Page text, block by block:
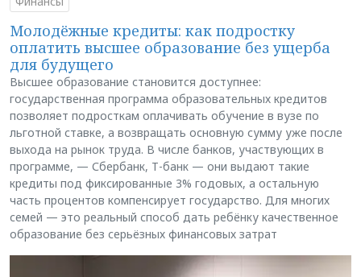
Молодёжные кредиты: как подростку
оплатить высшее образование без ущерба
для будущего
Высшее образование становится доступнее:
государственная программа образовательных кредитов
позволяет подросткам оплачивать обучение в вузе по
льготной ставке, а возвращать основную сумму уже после
выхода на рынок труда. В числе банков, участвующих в
программе, — Сбербанк, Т-банк — они выдают такие
кредиты под фиксированные 3% годовых, а остальную
часть процентов компенсирует государство. Для многих
семей — это реальный способ дать ребёнку качественное
образование без серьёзных финансовых затрат